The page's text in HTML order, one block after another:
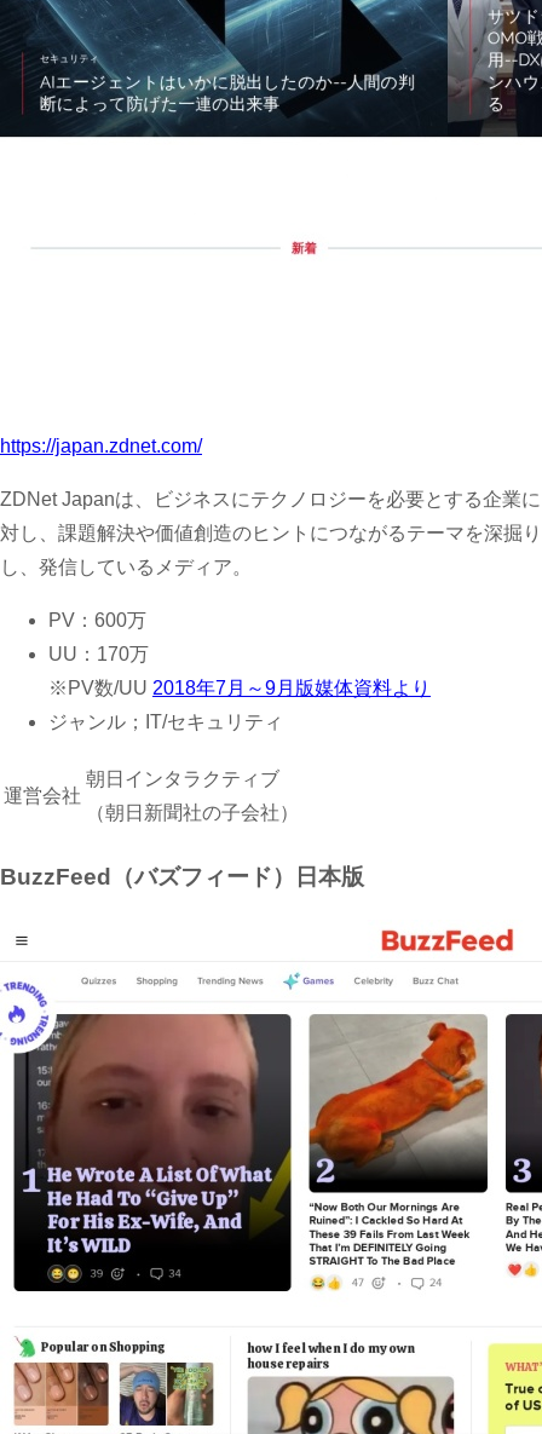
https://japan.zdnet.com/
ZDNet Japanは、ビジネスにテクノロジーを必要とする企業に
対し、課題解決や価値創造のヒントにつながるテーマを深掘り
し、発信しているメディア。
PV：600万
UU：170万
※PV数/UU 2018年7月～9月版媒体資料より
ジャンル；IT/セキュリティ
運営会社
朝日インタラクティブ
（朝日新聞社の子会社）
BuzzFeed（バズフィード）日本版